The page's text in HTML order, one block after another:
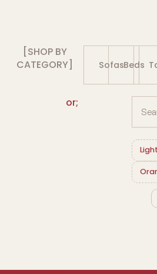
[SHOP BY
CATEGORY]
SofasBeds
or;